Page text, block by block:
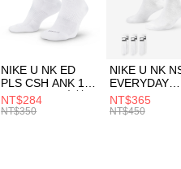
１．於結帳方式選擇「AFTEE先享後付
付」結帳頁面，進行簡訊認證並確認金
２．訂單成立數日內，您將收到繳費通知
３．收到繳費通知簡訊後14天內，點擊
／ATM／網路銀行／等多元方式進行付
※ 請注意：結帳手續完成當下不需立刻
絡購買商品的店家。未經商家同意取消
先享後付繳納相關費用。
每筆NT$100，滿NT$1,500(含以上)
付款後門市自取
每筆NT$100，滿NT$1,500(含以上)
NIKE U NK ED
PLS CSH ANK 1P
144 DBL 男 中統
襪 DH4058104
NT$284
NT$350
NIKE U NK
EVERYDAY
ESSENTIAL
男女 短統襪
NT$365
NT$450